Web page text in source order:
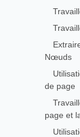
Nœuds
de page
page et